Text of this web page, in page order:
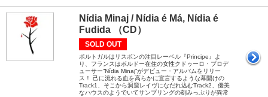
Nídia Minaj / Nídia é Má, Nídia é
Fudida （CD）
SOLD OUT
ポルトガルはリスボンの注目レーベル『Principe』よ
り、フランスはボルドー在住の女性クドゥーロ・プロデ
ューサー“Nídia Minaj”がデビュー・アルバムをリリー
ス！ 己に流れる血を高らかに宣言するような幕開けの
Track1、そこから洞窟レイヴになだれ込むTrack2、優美
なハウスのようでいてサンプリングの刻みっぷりが異常